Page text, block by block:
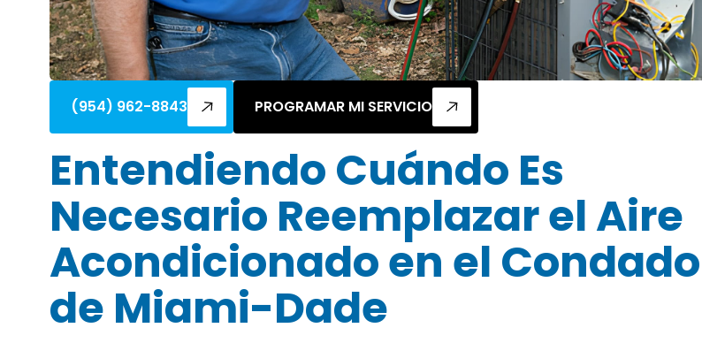
(954) 962-8843 PROGRAMAR MI SERVICIO
Entendiendo Cuándo Es
Necesario Reemplazar el Aire
Acondicionado en el Condado
de Miami-Dade